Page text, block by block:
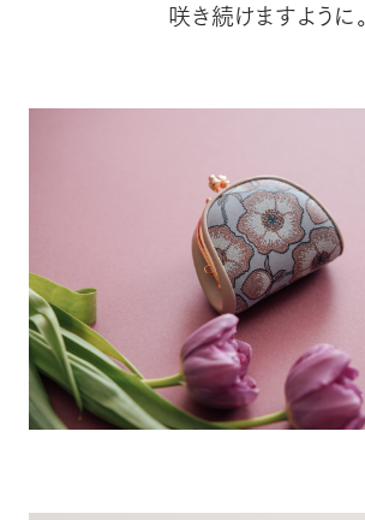
咲き続けますように。